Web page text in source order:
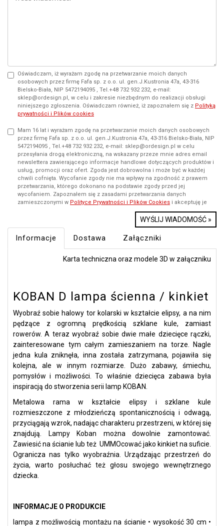
Oświadczam, iż wyrażam zgodę na przetwarzanie moich danych
osobowych przez firmę Fafa sp. z o.o. ul. gen.J.Kustronia 47a, 43-316
Bielsko-Biała, NIP 5472194095 , Tel.+48 732 932 232, e-mail:
sklep@ordesign.pl, w celu i zakresie niezbędnym do realizacji obsługi
niniejszego zgłoszenia. Oświadczam również, iż zapoznałem się z Polityką
prywatności i Plików cookies
Mam 16 lat i wyrażam zgodę na przetwarzanie moich danych osobowych
przez firmę Fafa sp. z o.o. ul. gen.J.Kustronia 47a, 43-316 Bielsko-Biała, NIP
5472194095 , Tel.+48 732 932 232, e-mail: sklep@ordesign.pl w celu
przesyłania drogą elektroniczną, na wskazany przeze mnie adres email
newslettera zawierającego informacje handlowe dotyczących produktów i
usług, promocji oraz ofert. Zgoda jest dobrowolna i może być w każdej
chwili cofnięta. Wycofanie zgody nie ma wpływy na zgodność z prawem
przetwarzania, którego dokonano na podstawie zgody przed jej
wycofaniem. Zapoznałem się z zasadami przetwarzania danych
zamieszczonymi w Polityce Prywatności i Plików Cookies i akceptuję je
WYŚLIJ WIADOMOŚĆ »
Informacje Dostawa Załączniki
Karta techniczna oraz modele 3D w załączniku
KOBAN D lampa ścienna / kinkiet
Wyobraź sobie halowy tor kolarski w kształcie elipsy, a na nim
pędzące z ogromną prędkością szklane kule, zamiast
rowerów. A teraz wyobraź sobie dwie małe dziecięce rączki,
zainteresowane tym całym zamieszaniem na torze. Nagle
jedna kula zniknęła, inna została zatrzymana, pojawiła się
kolejna, ale w innym rozmiarze. Dużo zabawy, śmiechu,
pomysłów i możliwości. To właśnie dziecięca zabawa była
inspiracją do stworzenia serii lamp KOBAN.
Metalowa rama w kształcie elipsy i szklane kule
rozmieszczone z młodzieńczą spontanicznością i odwagą,
przyciągają wzrok, nadając charakteru przestrzeni, w której się
znajdują. Lampy Koban można dowolnie zamontować.
Zawiesić na ścianie lub też UMMOcować jako kinkiet na suficie.
Ogranicza nas tylko wyobraźnia. Urządzając przestrzeń do
życia, warto posłuchać też głosu swojego wewnętrznego
dziecka.
INFORMACJE O PRODUKCIE
lampa z możliwością montażu na ścianie • wysokość 30 cm •